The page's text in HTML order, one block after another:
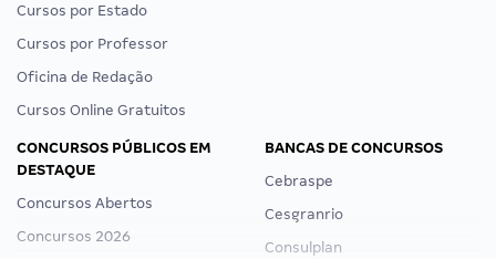
Cursos por Estado
Cursos por Professor
Oficina de Redação
Cursos Online Gratuitos
CONCURSOS PÚBLICOS EM
DESTAQUE
Concursos Abertos
Concursos 2026
BANCAS DE CONCURSOS
Cebraspe
Cesgranrio
Consulplan